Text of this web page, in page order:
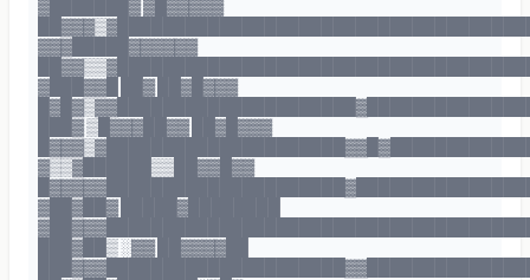
▓███████▓ ▓█▓▓▓▓▓
▓▓▓█████▓▓▓▓▓▓
▓███▓▓█ ██▓ ██▓█▓▓▓
███▓ ▒█▓▓▓██▓▓ ██▓█▓▓▓
▓▒▒▓██████▒▒██▓▓█▓▓
▓██▓██▓ █████▓████████
███▓██▒ ░▓▓ ██▓▓▓▓██